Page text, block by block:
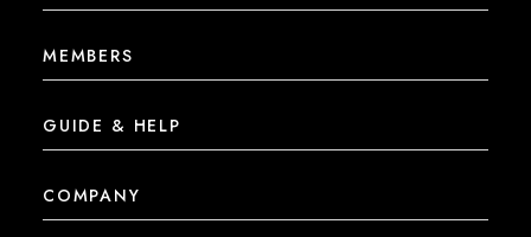
MEMBERS
GUIDE & HELP
COMPANY